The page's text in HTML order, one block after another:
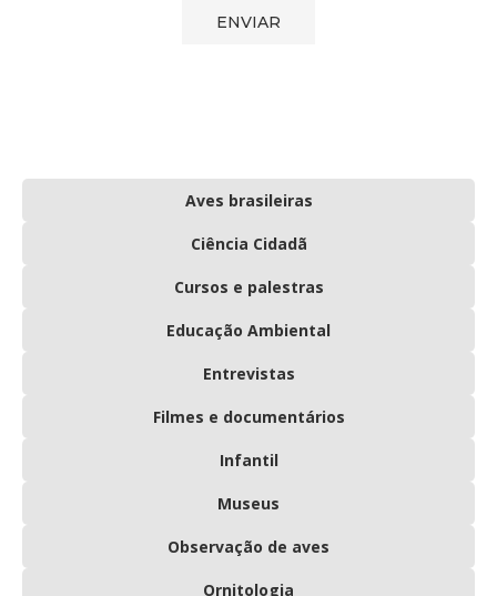
Aves brasileiras
Ciência Cidadã
Cursos e palestras
Educação Ambiental
Entrevistas
Filmes e documentários
Infantil
Museus
Observação de aves
Ornitologia